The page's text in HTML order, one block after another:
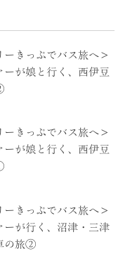
ーきっぷでバス旅へ＞
ーが娘と行く、西伊豆
ーきっぷでバス旅へ＞
ーが娘と行く、西伊豆
ーきっぷでバス旅へ＞
ーが行く、沼津・三津
の旅②